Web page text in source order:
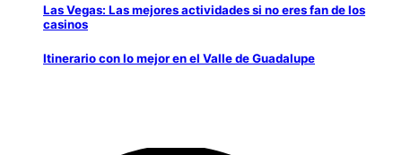
Las Vegas: Las mejores actividades si no eres fan de los
casinos
Itinerario con lo mejor en el Valle de Guadalupe